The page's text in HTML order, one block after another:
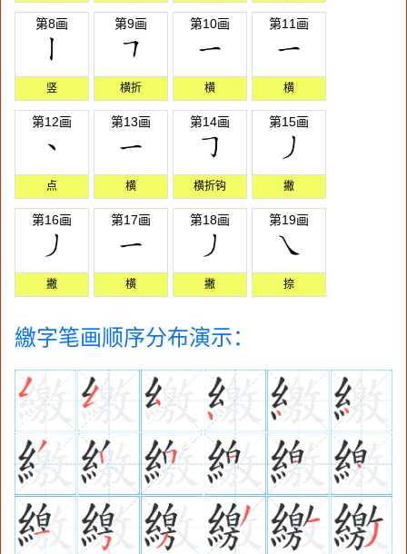
第8画
竖
第9画
横折
第10画
横
第11画
横
第12画
点
第13画
横
第14画
横折钩
第15画
撇
第16画
撇
第17画
横
第18画
撇
第19画
捺
繳字笔画顺序分布演示：